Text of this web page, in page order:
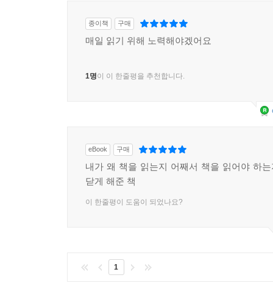
종이책 구매
매일 읽기 위해 노력해야겠어요
1명이 이 한줄평을 추천합니다.
eBook 구매
내가 왜 책을 읽는지 어째서 책을 읽어야 하
닫게 해준 책
이 한줄평이 도움이 되었나요?
1